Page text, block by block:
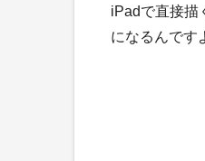
iPadで直接描
になるんです